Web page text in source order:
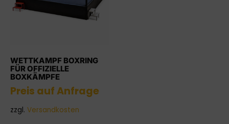
WETTKAMPF BOXRING
FÜR OFFIZIELLE
BOXKÄMPFE
Preis auf Anfrage
zzgl. Versandkosten